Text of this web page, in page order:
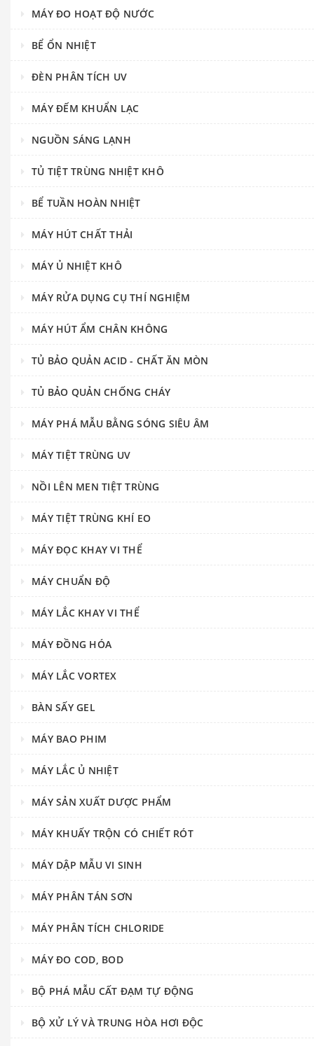
MÁY ĐO HOẠT ĐỘ NƯỚC
BỂ ỔN NHIỆT
ĐÈN PHÂN TÍCH UV
MÁY ĐẾM KHUẨN LẠC
NGUỒN SÁNG LẠNH
TỦ TIỆT TRÙNG NHIỆT KHÔ
BỂ TUẦN HOÀN NHIỆT
MÁY HÚT CHẤT THẢI
MÁY Ủ NHIỆT KHÔ
MÁY RỬA DỤNG CỤ THÍ NGHIỆM
MÁY HÚT ẨM CHÂN KHÔNG
TỦ BẢO QUẢN ACID - CHẤT ĂN MÒN
TỦ BẢO QUẢN CHỐNG CHÁY
MÁY PHÁ MẪU BẰNG SÓNG SIÊU ÂM
MÁY TIỆT TRÙNG UV
NỒI LÊN MEN TIỆT TRÙNG
MÁY TIỆT TRÙNG KHÍ EO
MÁY ĐỌC KHAY VI THỂ
MÁY CHUẨN ĐỘ
MÁY LẮC KHAY VI THỂ
MÁY ĐỒNG HÓA
MÁY LẮC VORTEX
BÀN SẤY GEL
MÁY BAO PHIM
MÁY LẮC Ủ NHIỆT
MÁY SẢN XUẤT DƯỢC PHẨM
MÁY KHUẤY TRỘN CÓ CHIẾT RÓT
MÁY DẬP MẪU VI SINH
MÁY PHÂN TÁN SƠN
MÁY PHÂN TÍCH CHLORIDE
MÁY ĐO COD, BOD
BỘ PHÁ MẪU CẤT ĐẠM TỰ ĐỘNG
BỘ XỬ LÝ VÀ TRUNG HÒA HƠI ĐỘC